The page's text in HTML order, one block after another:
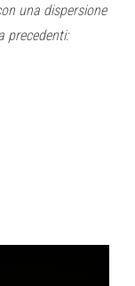
una dispersione
precedenti: